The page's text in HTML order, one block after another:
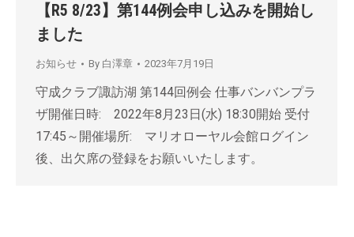
【R5 8/23】第144例会申し込みを開始し
ました
お知らせ By 白澤章 2023年7月19日
守成クラブ諏訪湖 第144回例会 仕事バンバンプラ
ザ開催日時: 2022年8月23日(水) 18:30開始 受付
17:45～開催場所: マリオローヤル会館ログイン
後、出欠席の登録をお願いいたします。